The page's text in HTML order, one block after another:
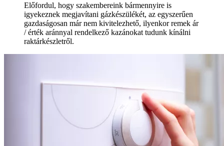
Előfordul, hogy szakembereink bármennyire is
igyekeznek megjavítani gázkészülékét, az egyszerűen
gazdaságosan már nem kivitelezhető, ilyenkor remek ár
/ érték aránnyal rendelkező kazánokat tudunk kínálni
raktárkészletről.